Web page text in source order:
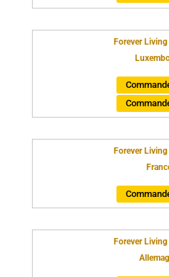
Forever
Forever
Forever